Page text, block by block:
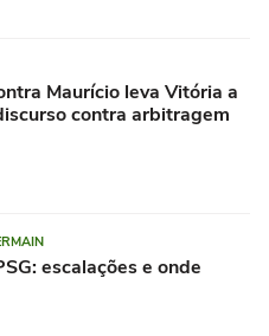
Maurício leva Vitória a
contra arbitragem
escalações e onde